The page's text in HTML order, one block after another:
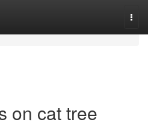
on cat tree